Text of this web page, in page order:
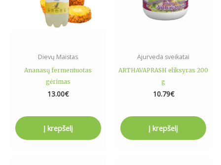
Dievų Maistas
Ananasų fermentuotas
gėrimas
13.00€
Į krepšelį
Ajurveda sveikatai
ARTHAVAPRASH eliksyras 200
g
10.79€
Į krepšelį